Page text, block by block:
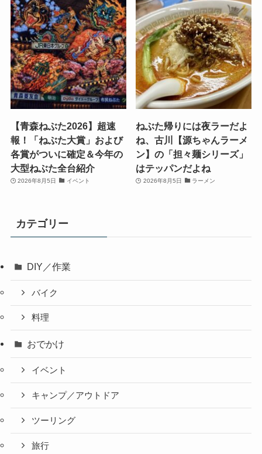
【青森ねぶた2026】超速
報！「ねぶた大賞」および
各賞がついに確定＆今年の
大型ねぶた全台紹介
2026年8月5日 イベント
ねぶた帰りには夜ラーだよ
ね、古川【源ちゃんラーメ
ン】の「担々麺シリーズ」
はテッパンだよね
2026年8月5日 ラーメン
カテゴリー
DIY／作業
バイク
料理
おでかけ
イベント
キャンプ／アウトドア
ツーリング
旅行